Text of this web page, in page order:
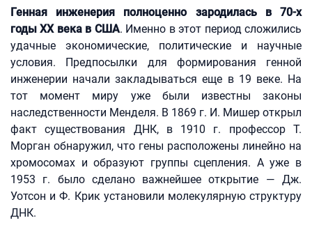
Генная инженерия полноценно зародилась в 70-х
годы XX века в США. Именно в этот период сложились
удачные экономические, политические и научные
условия. Предпосылки для формирования генной
инженерии начали закладываться еще в 19 веке. На
тот момент миру уже были известны законы
наследственности Менделя. В 1869 г. И. Мишер открыл
факт существования ДНК, в 1910 г. профессор Т.
Морган обнаружил, что гены расположены линейно на
хромосомах и образуют группы сцепления. А уже в
1953 г. было сделано важнейшее открытие — Дж.
Уотсон и Ф. Крик установили молекулярную структуру
ДНК.